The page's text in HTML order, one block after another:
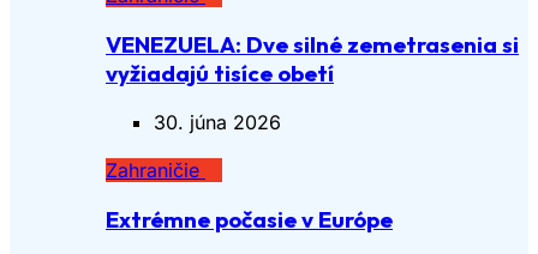
VENEZUELA: Dve silné zemetrasenia si
vyžiadajú tisíce obetí
30. júna 2026
Zahraničie
Extrémne počasie v Európe